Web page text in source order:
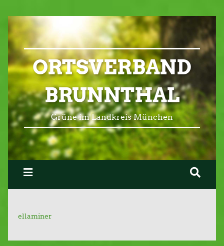
ORTSVERBAND
BRUNNTHAL
Grüne im Landkreis München
ellaminer